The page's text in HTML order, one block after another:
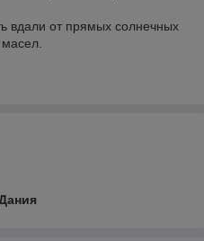
вдали от прямых солнечных